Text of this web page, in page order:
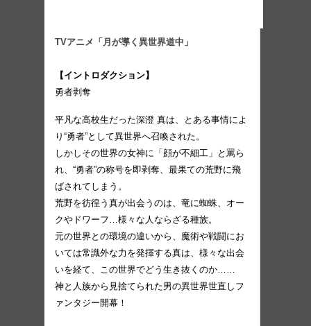
TVアニメ「月が導く異世界道中」
【イントロダクション】
勇者剥奪
平凡な高校生だった深澄 真は、とある事情によ
り“勇者”として異世界へ召喚された。
しかしその世界の女神に「顔が不細工」と罵ら
れ、“勇者”の称号を即剥奪、最果ての荒野に飛
ばされてしまう。
荒野を彷徨う真が出会うのは、竜に蜘蛛、オー
クやドワーフ…様々な人ならざる種族。
元の世界との環境の違いから、魔術や戦闘にお
いては常識外な力を発揮する真は、様々な出会
いを経て、この世界でどう生き抜くのか……
神と人族から見捨てられた男の異世界世直しフ
ァンタジー開幕！